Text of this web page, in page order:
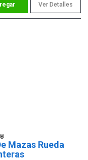
Ver Detalles
Mazas Rueda